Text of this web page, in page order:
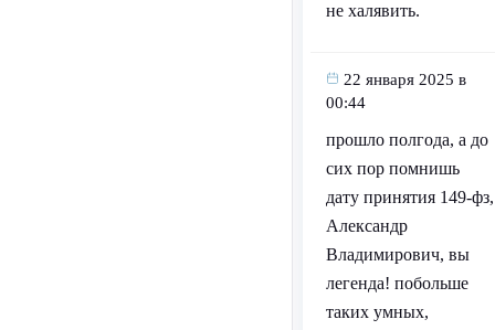
не халявить.
22 января 2025 в
00:44
прошло полгода, а до
сих пор помнишь
дату принятия 149-фз,
Александр
Владимирович, вы
легенда! побольше
таких умных,